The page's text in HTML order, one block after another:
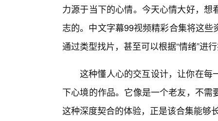
力源于当下的心情。今天心情大好，
志的。中文字幕99视频精彩合集将这
通过类型找片，甚至可以根据“情绪”进
这种懂人心的交互设计，让你在每
下心境的作品。它像是一个老友，不
这种深度契合的体验，正是该合集能够